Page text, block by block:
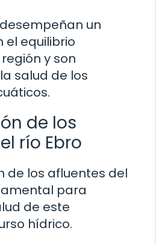
un
el equilibrio
y son
salud de los
de los
río Ebro
de los afluentes del
para
de este
hídrico.